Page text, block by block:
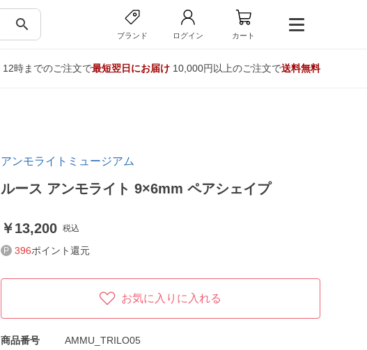
search
ブランド ログイン カート
12時までのご注文で最短翌日にお届け10,000円以上のご注文で送料無料
アンモライトミュージアム
ルース アンモライト 9×6mm ペアシェイプ
13,200 税込
396ポイント還元
お気に入りに入れる
商品番号
AMMU_TRILO05